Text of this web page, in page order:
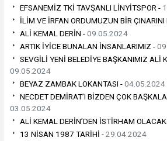
EFSANEMİZ TKİ TAVŞANLI LİNYİTSPOR -
İLİM VE İRFAN ORDUMUZUN BİR
ALİ KEMAL DERİN -09.05.2024
ARTIK İYİCE BUNALAN İNSANLARIMIZ -
SEVGİLİ YENİ BELEDİYE BAŞKANIMIZ ALİ
09.05.2024
BEYAZ ZAMBAK LOKANTASI -04.05.2024
NECDET DEMİRAT’I BİZDEN ÇOK
03.05.2024
ALİ KEMAL DERİN’DEN İSTİRHAM
13 NİSAN 1987 TARİHİ -29.04.2024